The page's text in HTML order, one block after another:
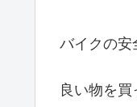
バイクの安
良い物を